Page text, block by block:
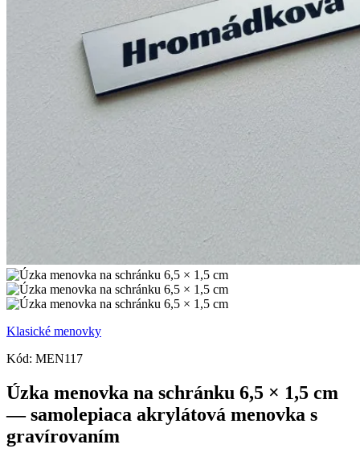
Klasické menovky
Kód: MEN117
Úzka menovka na schránku 6,5 × 1,5 cm
— samolepiaca akrylátová menovka s
gravírovaním